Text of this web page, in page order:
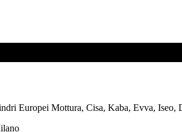
Europei Mottura, Cisa, Kaba, Evva,